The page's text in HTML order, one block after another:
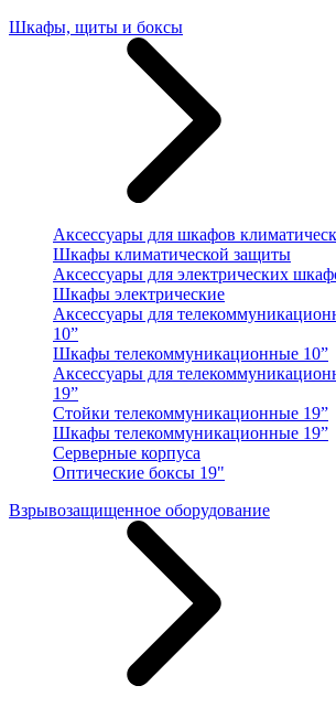
Шкафы, щиты и боксы
Аксессуары для шкафов
Шкафы климатической защиты
Аксессуары для электрических
Шкафы электрические
Аксессуары для
10”
Шкафы телекоммуникационные 10”
Аксессуары для
19”
Стойки телекоммуникационные 19”
Шкафы телекоммуникационные 19”
Серверные корпуса
Оптические боксы 19"
Взрывозащищенное оборудование